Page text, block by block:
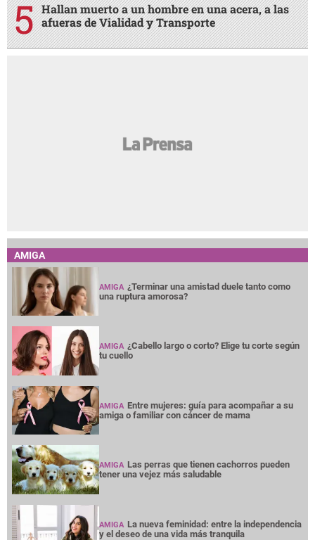
Hallan muerto a un hombre en una acera, a las
afueras de Vialidad y Transporte
AMIGA
AMIGA ¿Terminar una amistad duele tanto como
una ruptura amorosa?
AMIGA ¿Cabello largo o corto? Elige tu corte según
tu cuello
AMIGA Entre mujeres: guía para acompañar a su
amiga o familiar con cáncer de mama
AMIGA Las perras que tienen cachorros pueden
tener una vejez más saludable
AMIGA La nueva feminidad: entre la independencia
y el deseo de una vida más tranquila